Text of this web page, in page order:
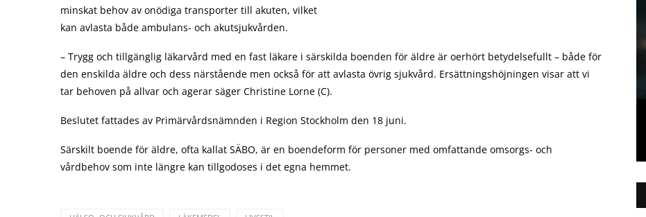
minskat behov av onödiga transporter till akuten, vilket
kan avlasta både ambulans- och akutsjukvården.
– Trygg och tillgänglig läkarvård med en fast läkare i särskilda boenden för äldre är oerhört betydelsefullt – både för
den enskilda äldre och dess närstående men också för att avlasta övrig sjukvård. Ersättningshöjningen visar att vi
tar behoven på allvar och agerar säger Christine Lorne (C).
Beslutet fattades av Primärvårdsnämnden i Region Stockholm den 18 juni.
Särskilt boende för äldre, ofta kallat SÄBO, är en boendeform för personer med omfattande omsorgs- och
vårdbehov som inte längre kan tillgodoses i det egna hemmet.